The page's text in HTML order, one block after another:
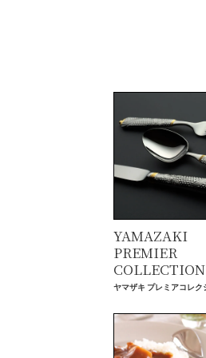
YAMAZAKI
PREMIER
COLLECTION
ヤマザキ プレミアコレク